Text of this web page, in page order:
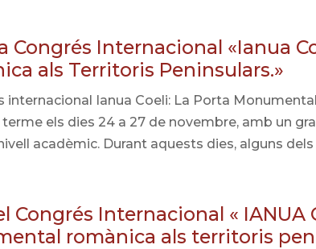
Congrés Internacional «Ianua
als Territoris Peninsulars.»
internacional Ianua Coeli: La Porta
terme els dies 24 a 27 de novembre, amb un
acadèmic. Durant aquests dies, alguns dels
Congrés Internacional « IANUA
romànica als territoris